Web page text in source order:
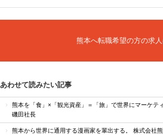
熊本へ転職希望の方の求
あわせて読みたい記事
熊本を「食」×「観光資産」＝「旅」で世界にマーケテ
磯田社長
熊本から世界に通用する漫画家を輩出する。 株式会社